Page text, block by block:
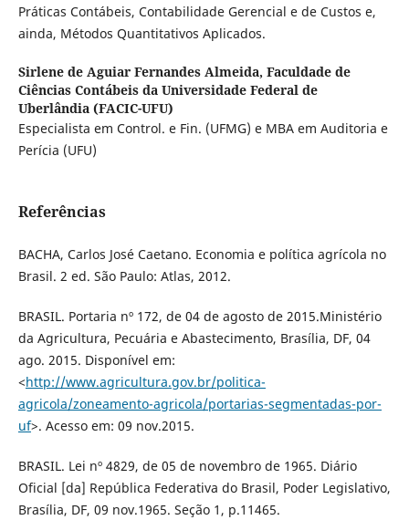
Práticas Contábeis, Contabilidade Gerencial e de Custos e,
ainda, Métodos Quantitativos Aplicados.
Sirlene de Aguiar Fernandes Almeida, Faculdade de
Ciências Contábeis da Universidade Federal de
Uberlândia (FACIC-UFU)
Especialista em Control. e Fin. (UFMG) e MBA em Auditoria e
Perícia (UFU)
Referências
BACHA, Carlos José Caetano. Economia e política agrícola no
Brasil. 2 ed. São Paulo: Atlas, 2012.
BRASIL. Portaria nº 172, de 04 de agosto de 2015.Ministério
da Agricultura, Pecuária e Abastecimento, Brasília, DF, 04
ago. 2015. Disponível em:
<http://www.agricultura.gov.br/politica-
agricola/zoneamento-agricola/portarias-segmentadas-por-
uf>. Acesso em: 09 nov.2015.
BRASIL. Lei nº 4829, de 05 de novembro de 1965. Diário
Oficial [da] República Federativa do Brasil, Poder Legislativo,
Brasília, DF, 09 nov.1965. Seção 1, p.11465.